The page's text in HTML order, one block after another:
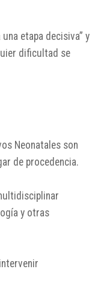
etapa decisiva” y
dificultad se
Neonatales son
de procedencia.
y otras